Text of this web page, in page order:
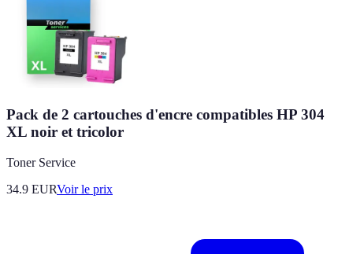
Pack de 2 cartouches d'encre compatibles HP 304
XL noir et tricolor
Toner Service
34.9 EURVoir le prix